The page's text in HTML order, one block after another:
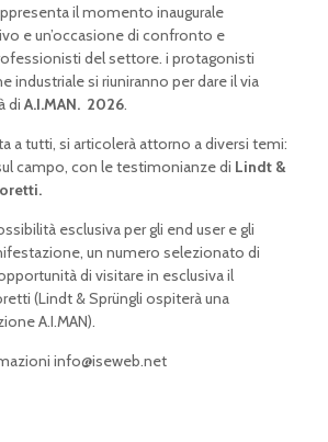
il momento inaugurale
e un’occasione di confronto e
del settore. i protagonisti
industriale si riuniranno per dare il via
di A.I.MAN. 2026.
a tutti, si articolerà attorno a diversi temi:
campo, con le testimonianze di Lindt &
esclusiva per gli end user e gli
un numero selezionato di
di visitare in esclusiva il
(Lindt & Sprüngli ospiterà una
A.I.MAN).
info@iseweb.net